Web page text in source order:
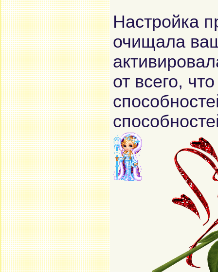
пульсации шли
Настройка
очищала
от всего,